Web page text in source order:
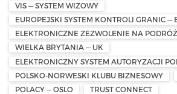
VIS — SYSTEM WIZOWY
EUROPEJSKI SYSTEM KONTROLI GRANIC —
ELEKTRONICZNE ZEZWOLENIE NA
WIELKA BRYTANIA — UK
ELEKTRONICZNY SYSTEM AUTORYZACJI
POLSKO-NORWESKI KLUBU BIZNESOWY
POLACY — OSLO
TRUST CONNECT